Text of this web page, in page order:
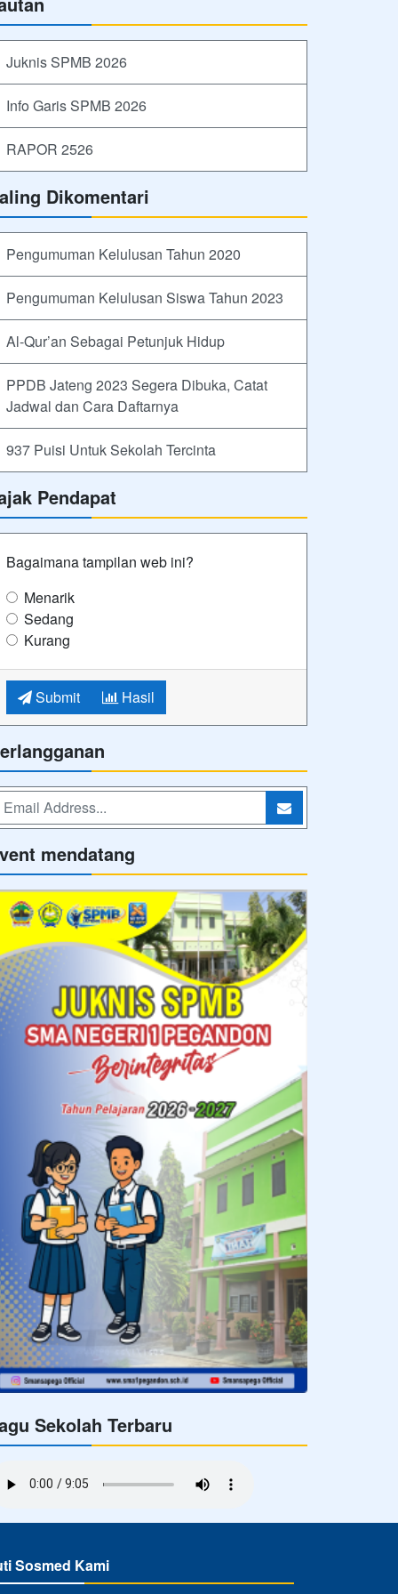
Juknis SPMB 2026
Info Garis SPMB 2026
RAPOR 2526
Dikomentari
Pengumuman Kelulusan Tahun 2020
Pengumuman Kelulusan Siswa Tahun 2023
Al-Qur’an Sebagai Petunjuk Hidup
PPDB Jateng 2023 Segera Dibuka, Catat
Jadwal dan Cara Daftarnya
937 Puisi Untuk Sekolah Tercinta
Pendapat
Bagaimana tampilan web ini?
Menarik
Sedang
Kurang
Submit Hasil
mendatang
Sekolah Terbaru
Sosmed Kami